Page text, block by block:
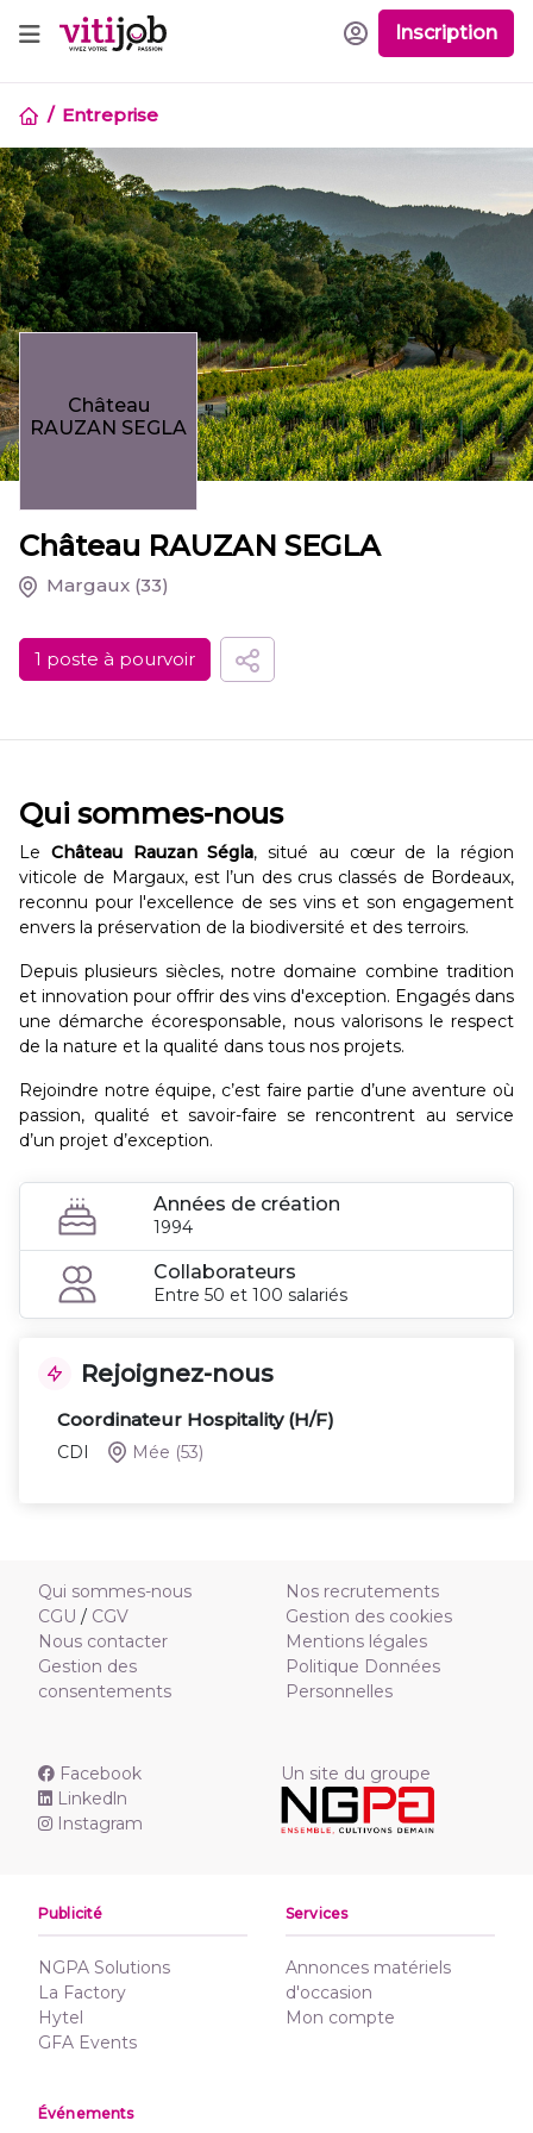
Inscription
Entreprise
Château
RAUZAN SEGLA
Château RAUZAN SEGLA
Margaux (33)
1 poste à pourvoir
Qui sommes-nous
Le Château Rauzan Ségla, situé au cœur de la région
viticole de Margaux, est l’un des crus classés de Bordeaux,
reconnu pour l'excellence de ses vins et son engagement
envers la préservation de la biodiversité et des terroirs.
Depuis plusieurs siècles, notre domaine combine tradition
et innovation pour offrir des vins d'exception. Engagés dans
une démarche écoresponsable, nous valorisons le respect
de la nature et la qualité dans tous nos projets.
Rejoindre notre équipe, c’est faire partie d’une aventure où
passion, qualité et savoir-faire se rencontrent au service
d’un projet d’exception.
Années de création
1994
Collaborateurs
Entre 50 et 100 salariés
Rejoignez-nous
Coordinateur Hospitality (H/F)
CDI Mée (53)
Qui sommes-nous
CGU / CGV
Nous contacter
Gestion des
consentements
Nos recrutements
Gestion des cookies
Mentions légales
Politique Données
Personnelles
Facebook
Linkedln
Instagram
Un site du groupe
Publicité
NGPA Solutions
La Factory
Hytel
GFA Events
Services
Annonces matériels
d'occasion
Mon compte
Événements